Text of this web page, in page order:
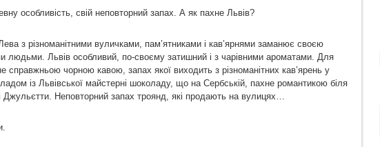
особливість, свій неповторний запах. А як пахне Львів?
з різноманітними вуличками, пам’ятниками і кав’ярнями заманює своєю
людьми. Львів особливий, по-своєму затишний і з чарівними ароматами. Для
справжньою чорною кавою, запах якої виходить з різноманітних кав’ярень у
із Львівської майстерні шоколаду, що на Сербській, пахне романтикою біля
Джульєтти. Неповторний запах троянд, які продають на вулицях…